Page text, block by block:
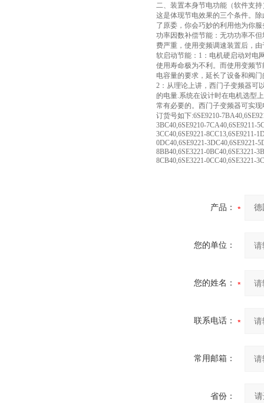
二、装置本身节电功能（软件支持
这是体现节电效果的三个条件。
了原委，你会巧妙的利用他为你
功率因数补偿节能：无功功率不
费严重，使用变频调速装置后，
软启动节能：1：电机硬启动对电
使用寿命极为不利。而使用变频
电容量的要求，延长了设备和阀
2：从理论上讲，西门子变频器可
的电量.系统在设计时在电机选型
常有必要的。西门子变频器可实
订货号如下:6SE9210-
3BC40,6SE9210-7CA40,6SE9211-
3CC40,6SE9221-8CC13,6SE9211-
0DC40,6SE9221-3DC40,6SE9221-
8BB40,6SE3221-0BC40,6SE3221-
8CB40,6SE3221-0CC40,6SE3221-
产品：
您的单位：
您的姓名：
联系电话：
常用邮箱：
省份：